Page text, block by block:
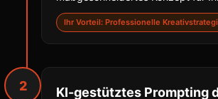
Ihr Vorteil: Professionelle
2 KI-gestütztes Prompting